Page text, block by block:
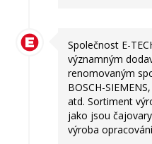
Společnost E-
významným
renomovaným
BOSCH-
atd. Sortiment
jako jsou
výroba